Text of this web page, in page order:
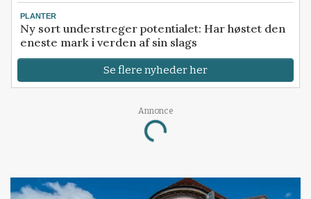
PLANTER
Ny sort understreger potentialet: Har høstet den
eneste mark i verden af sin slags
Se flere nyheder her
Annonce
Loading...